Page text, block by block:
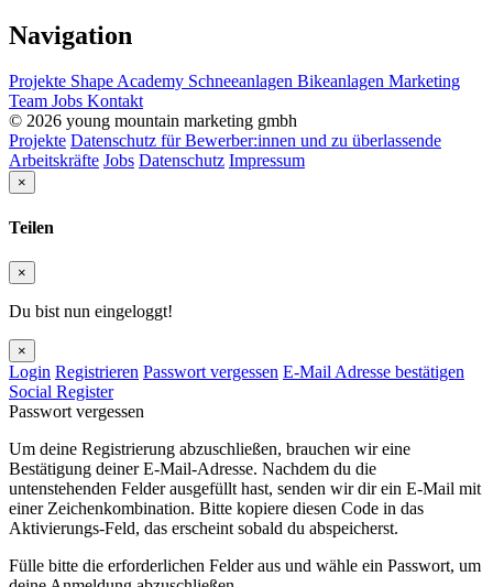
Navigation
Projekte Shape Academy Schneeanlagen Bikeanlagen Marketing
Team Jobs Kontakt
© 2026 young mountain marketing gmbh
Projekte Datenschutz für Bewerber:innen und zu überlassende
Arbeitskräfte Jobs Datenschutz Impressum
×
Teilen
×
Du bist nun eingeloggt!
×
Login Registrieren Passwort vergessen E-Mail Adresse bestätigen
Social Register
Passwort vergessen
Um deine Registrierung abzuschließen, brauchen wir eine
Bestätigung deiner E-Mail-Adresse. Nachdem du die
untenstehenden Felder ausgefüllt hast, senden wir dir ein E-Mail mit
einer Zeichenkombination. Bitte kopiere diesen Code in das
Aktivierungs-Feld, das erscheint sobald du abspeicherst.
Fülle bitte die erforderlichen Felder aus und wähle ein Passwort, um